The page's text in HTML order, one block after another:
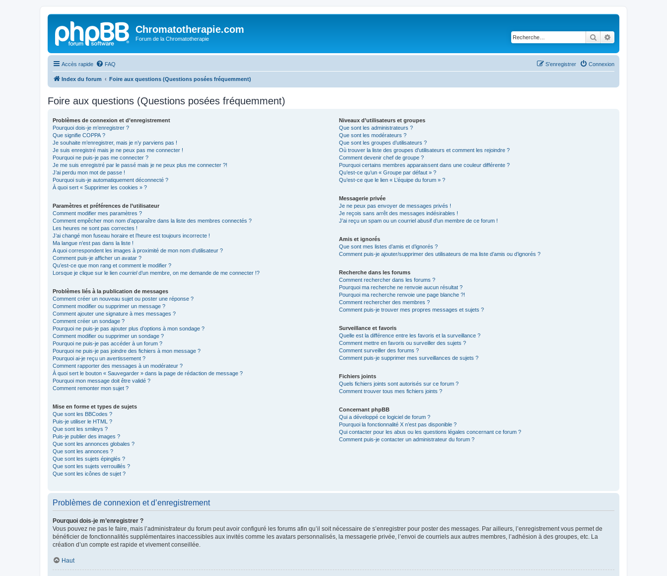
Chromatotherapie.com
Forum de la Chromatotherapie Rechercher
Accès rapide FAQ Connexion
S’enregistrer
Index du forum Foire aux questions (Questions posées fréquemment)
Foire aux questions (Questions posées fréquemment)
Problèmes de connexion et d’enregistrement
Pourquoi dois-je m’enregistrer ?
Que signifie COPPA ?
Je souhaite m’enregistrer, mais je n’y parviens pas !
Je suis enregistré mais je ne peux pas me connecter !
Pourquoi ne puis-je pas me connecter ?
Je me suis enregistré par le passé mais je ne peux plus me connecter ?!
J’ai perdu mon mot de passe !
Pourquoi suis-je automatiquement déconnecté ?
À quoi sert « Supprimer les cookies » ?
Paramètres et préférences de l’utilisateur
Comment modifier mes paramètres ?
Comment empêcher mon nom d’apparaître dans la liste des membres connectés ?
Les heures ne sont pas correctes !
J’ai changé mon fuseau horaire et l’heure est toujours incorrecte !
Ma langue n’est pas dans la liste !
A quoi correspondent les images à proximité de mon nom d’utilisateur ?
Comment puis-je afficher un avatar ?
Qu’est-ce que mon rang et comment le modifier ?
Lorsque je clique sur le lien courrield’un membre, on me demande de me connecter !?
Problèmes liés à la publication de messages
Comment créer un nouveau sujet ou poster une réponse ?
Comment modifier ou supprimer un message ?
Comment ajouter une signature à mes messages ?
Comment créer un sondage ?
Pourquoi ne puis-je pas ajouter plus d’options à mon sondage ?
Comment modifier ou supprimer un sondage ?
Pourquoi ne puis-je pas accéder à un forum ?
Pourquoi ne puis-je pas joindre des fichiers à mon message ?
Pourquoi ai-je reçu un avertissement ?
Comment rapporter des messages à un modérateur ?
À quoi sert le bouton « Sauvegarder » dans la page de rédaction de message ?
Pourquoi mon message doit être validé ?
Comment remonter mon sujet ?
Mise en forme et types de sujets
Que sont les BBCodes ?
Puis-je utiliser le HTML ?
Que sont les smileys ?
Puis-je publier des images ?
Que sont les annonces globales ?
Que sont les annonces ?
Que sont les sujets épinglés ?
Que sont les sujets verrouillés ?
Que sont les icônes de sujet ?
Niveaux d’utilisateurs et groupes
Que sont les administrateurs ?
Que sont les modérateurs ?
Que sont les groupes d’utilisateurs ?
Où trouver la liste des groupes d’utilisateurs et comment les rejoindre ?
Comment devenir chef de groupe ?
Pourquoi certains membres apparaissent dans une couleur différente ?
Qu’est-ce qu’un « Groupe par défaut » ?
Qu’est-ce que le lien « L’équipe du forum » ?
Messagerie privée
Je ne peux pas envoyer de messages privés !
Je reçois sans arrêt des messages indésirables !
J’ai reçu un spam ou un courriel abusif d’un membre de ce forum !
Amis et ignorés
Que sont mes listes d’amis et d’ignorés ?
Comment puis-je ajouter/supprimer des utilisateurs de ma liste d’amis ou d’ignorés ?
Recherche dans les forums
Comment rechercher dans les forums ?
Pourquoi ma recherche ne renvoie aucun résultat ?
Pourquoi ma recherche renvoie une page blanche ?!
Comment rechercher des membres ?
Comment puis-je trouver mes propres messages et sujets ?
Surveillance et favoris
Quelle est la différence entre les favoris et la surveillance ?
Comment mettre en favoris ou surveiller des sujets ?
Comment surveiller des forums ?
Comment puis-je supprimer mes surveillances de sujets ?
Fichiers joints
Quels fichiers joints sont autorisés sur ce forum ?
Comment trouver tous mes fichiers joints ?
Concernant phpBB
Qui a développé ce logiciel de forum ?
Pourquoi la fonctionnalité X n’est pas disponible ?
Qui contacter pour les abus ou les questions légales concernant ce forum ?
Comment puis-je contacter un administrateur du forum ?
Problèmes de connexion et d’enregistrement
Pourquoi dois-je m’enregistrer ?
Vous pouvez ne pas le faire, mais l’administrateur du forum peut avoir configuré les forums afin qu’il soit nécessaire de s’enregistrer pour poster des messages. Par ailleurs, l’enregistrement vous permet de
bénéficier de fonctionnalités supplémentaires inaccessibles aux invités comme les avatars personnalisés, la messagerie privée, l’envoi de courriels aux autres membres, l’adhésion à des groupes, etc. La
création d’un compte est rapide et vivement conseillée.
Haut